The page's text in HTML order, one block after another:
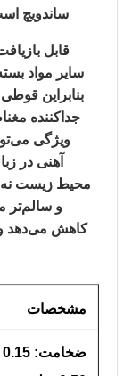
ساندویچ است
قابل بازیافت:
سایر مواد
بنابراین قوطی
جداکننده
آهنی در
محیط زیست نه تنها
و سالم‌تر
کاهش می‌دهد و
مشخصات
ضخامت: